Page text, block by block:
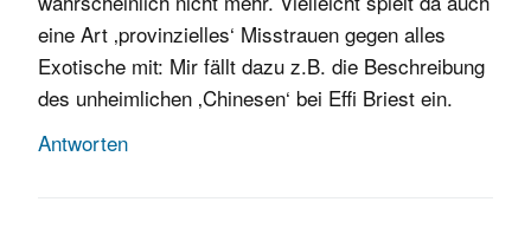
eine Art ‚provinzielles‘ Misstrauen gegen alles
Exotische mit: Mir fällt dazu z.B. die Beschreibung
des unheimlichen ‚Chinesen‘ bei Effi Briest ein.
Antworten